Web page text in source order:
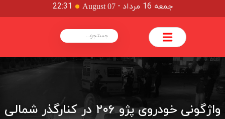
جمعه 16 مرداد -
August 07
22:31
واژگونی خودروی پژو ۲۰۶ در کنارگذر شمالی